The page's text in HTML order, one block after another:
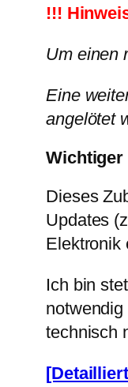
!!!
Um einen
Eine
angelötet
Wichtiger
Dieses
Updates
Elektronik
Ich bin
technisch